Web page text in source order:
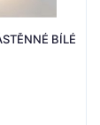
BÍLÉ